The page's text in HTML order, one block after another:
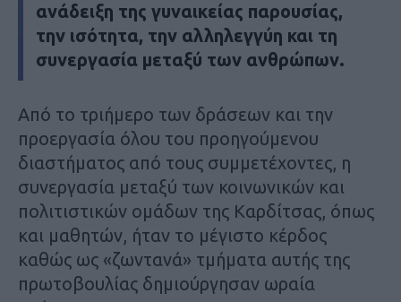
ανάδειξη της γυναικείας παρουσίας,
την ισότητα, την αλληλεγγύη και τη
συνεργασία μεταξύ των ανθρώπων.
Από το τριήμερο των δράσεων και την
προεργασία όλου του προηγούμενου
διαστήματος από τους συμμετέχοντες, η
συνεργασία μεταξύ των κοινωνικών και
πολιτιστικών ομάδων της Καρδίτσας, όπως
και μαθητών, ήταν το μέγιστο κέρδος
καθώς ως «ζωντανά» τμήματα αυτής της
πρωτοβουλίας δημιούργησαν ωραία